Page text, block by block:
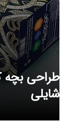
طراحی بچه
شایلی